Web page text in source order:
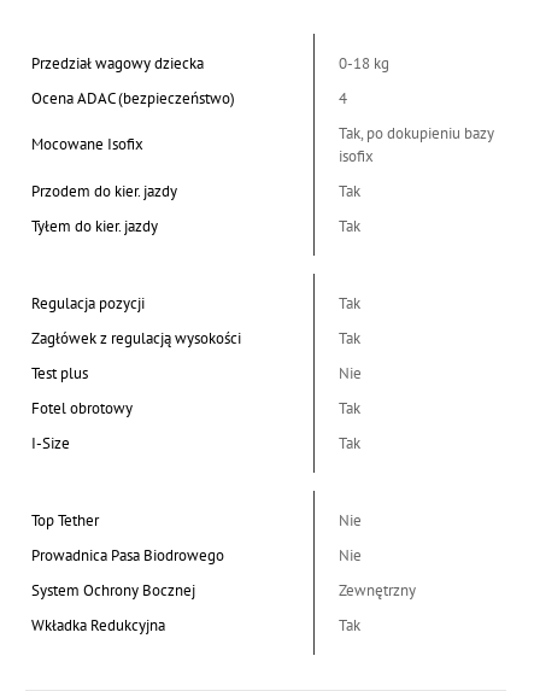
Przedział wagowy dziecka
0-18 kg
Ocena ADAC (bezpieczeństwo)
4
Mocowane Isofix
Tak, po dokupieniu bazy
isofix
Przodem do kier. jazdy
Tak
Tyłem do kier. jazdy
Tak
Regulacja pozycji
Tak
Zagłówek z regulacją wysokości
Tak
Test plus
Nie
Fotel obrotowy
Tak
I-Size
Tak
Top Tether
Nie
Prowadnica Pasa Biodrowego
Nie
System Ochrony Bocznej
Zewnętrzny
Wkładka Redukcyjna
Tak